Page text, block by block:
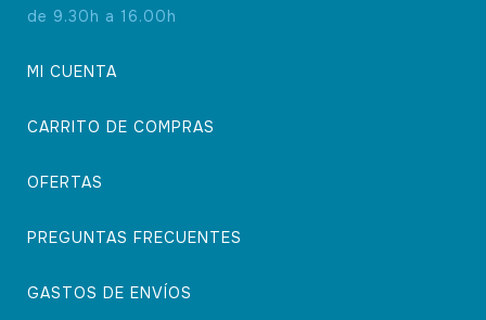
de 9.30h a 16.00h
MI CUENTA
CARRITO DE COMPRAS
OFERTAS
PREGUNTAS FRECUENTES
GASTOS DE ENVÍOS